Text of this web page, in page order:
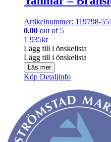
Artikelnummer: 119798-
0.00 out of 5
1 935kr
Lägg till i önskelista
Lägg till i önskelista
Läs mer
Köp Detaljinfo